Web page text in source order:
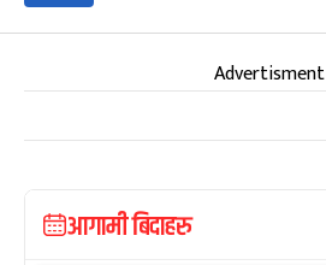
Advertisment
आगामी बिदाहरु